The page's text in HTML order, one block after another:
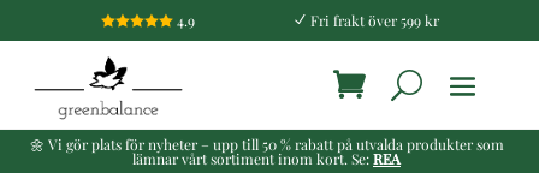
4.9 N Fri frakt över 599 kr
🌼 Vi gör plats för nyheter – upp till 50 % rabatt på utvalda produkter som
lämnar vårt sortiment inom kort. Se:REA